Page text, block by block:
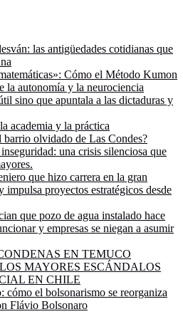
las antigüedades cotidianas que
Cómo el Método Kumon
la autonomía y la neurociencia
sino que apuntala a las dictaduras y
academia y la práctica
barrio olvidado de Las Condes?
una crisis silenciosa que
que hizo carrera en la gran
proyectos estratégicos desde
que pozo de agua instalado hace
y empresas se niegan a asumir
EN TEMUCO
MAYORES ESCÁNDALOS
EN CHILE
cómo el bolsonarismo se reorganiza
Flávio Bolsonaro